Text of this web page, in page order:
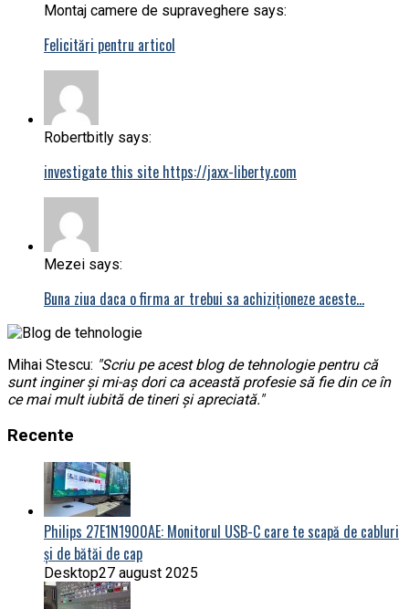
Montaj camere de supraveghere says:
Felicitări pentru articol
Robertbitly says:
investigate this site https://jaxx-liberty.com
Mezei says:
Buna ziua daca o firma ar trebui sa achiziționeze aceste…
Mihai Stescu: "Scriu pe acest blog de tehnologie pentru că
sunt inginer și mi-aș dori ca această profesie să fie din ce în
ce mai mult iubită de tineri și apreciată."
Recente
Philips 27E1N1900AE: Monitorul USB-C care te scapă de cabluri
și de bătăi de cap
Desktop27 august 2025